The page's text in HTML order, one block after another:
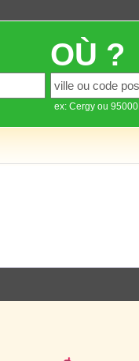
OÙ ?
ex: Cergy ou 95000